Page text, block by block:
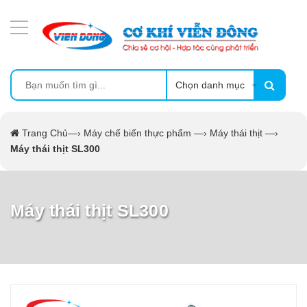
Chọn danh mục
Trang Chủ—› Máy chế biến thực phẩm —› Máy thái thịt —›
Máy thái thịt SL300
Máy thái thịt SL300
MÁY ÉP MÍA TẠO BỌT
MÁY RỬA BÁT SIÊU ÂM